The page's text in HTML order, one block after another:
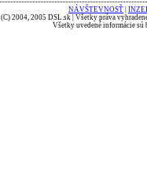
NÁVŠTEVNOSŤ
(C) 2004, 2005 DSL.sk | Všetky práva
Všetky uvedené informácie sú